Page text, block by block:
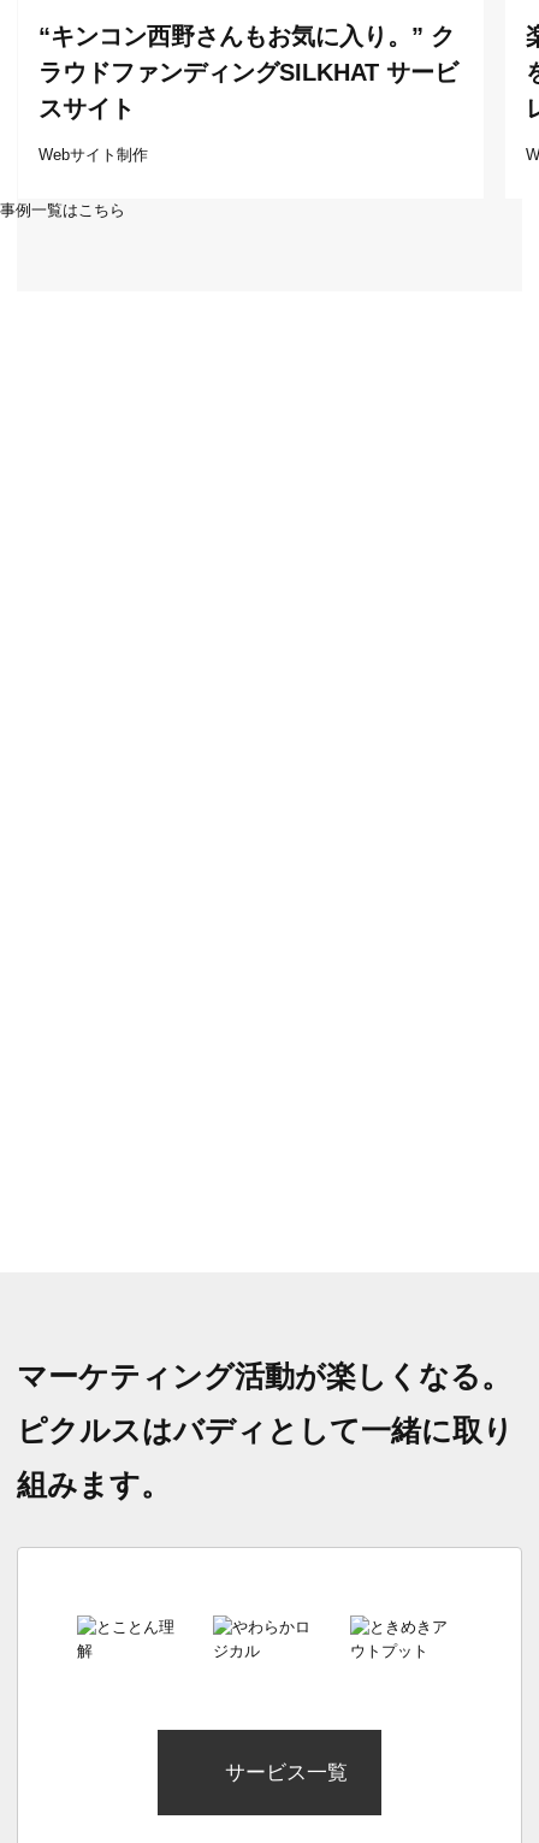
“キンコン西野さんもお気に入り。” ク
ラウドファンディングSILKHAT サービ
スサイト
Webサイト制作
事例一覧はこちら
マーケティング活動が楽しくなる。
ピクルスはバディとして一緒に取り
組みます。
サービス一覧